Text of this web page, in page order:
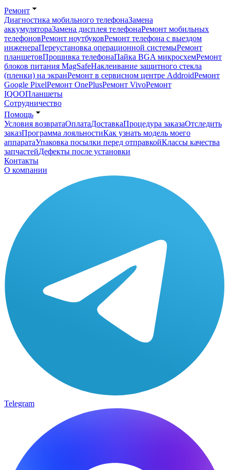
Ремонт
Диагностика мобильного телефонаЗамена
аккумулятораЗамена дисплея телефонаРемонт мобильных
телефоновРемонт ноутбуковРемонт телефона с выездом
инженераПереустановка операционной системыРемонт
планшетовПрошивка телефонаПайка BGA микросхемРемонт
блоков питания MagSafeНаклеивание защитного стекла
(пленки) на экранРемонт в сервисном центре AddroidРемонт
Google PixelРемонт OnePlusРемонт VivoРемонт
IQOOПланшеты
Сотрудничество
Помощь
Условия возвратаОплатаДоставкаПроцедура заказаОтследить
заказПрограмма лояльностиКак узнать модель моего
аппаратаУпаковка посылки перед отправкойКлассы качества
запчастейДефекты после установки
Контакты
О компании
Telegram